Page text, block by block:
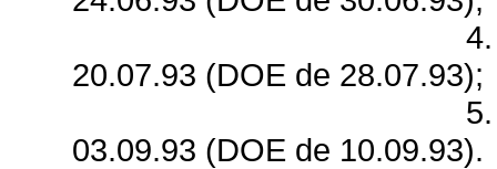
20.07.93 (DOE de 28.07.93);
03.09.93 (DOE de 10.09.93).